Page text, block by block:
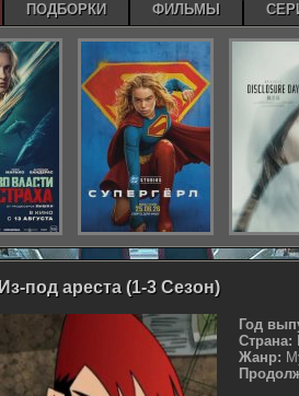
Из-под ареста (1-3 Сезон)
Год
Страна:
Жанр:
ПОДБОРКИ ФИЛЬМЫ